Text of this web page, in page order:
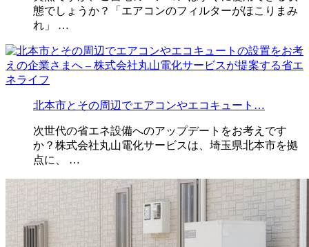
態でしょうか？「エアコンのフィルターがほこりまみ
れ」 …
北本市とその周辺でエアコンやエコキュート…
次世代の省エネ設備へのアップデートをお考えです
か？株式会社丸山電化サービスは、埼玉県北本市を拠
点に、 …